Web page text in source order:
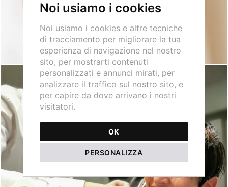
Noi usiamo i cookies
Noi usiamo i cookies e altre tecniche
di tracciamento per migliorare la tua
esperienza di navigazione nel nostro
sito, per mostrarti contenuti
personalizzati e annunci mirati, per
analizzare il traffico sul nostro sito, e
per capire da dove arrivano i nostri
visitatori.
OK
PERSONALIZZA